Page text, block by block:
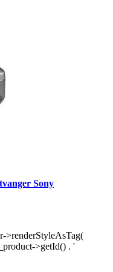
Sony
>renderStyleAsTag(
>getId() . '